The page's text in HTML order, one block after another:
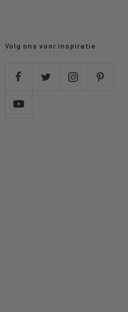
Volg ons voor inspiratie